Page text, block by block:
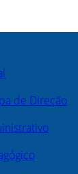
de Direção